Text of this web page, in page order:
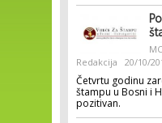
Redakcija
20/10/
Četvrtu godinu
štampu u Bosni i
pozitivan.